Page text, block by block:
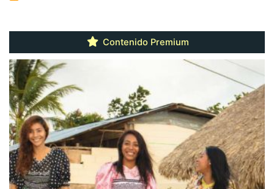
Contenido Premium